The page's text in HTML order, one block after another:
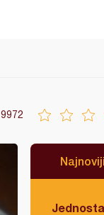
9972
Najnoviji